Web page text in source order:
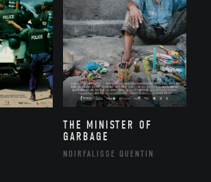
THE MINISTER OF
GARBAGE
NOIRFALISSE QUENTIN